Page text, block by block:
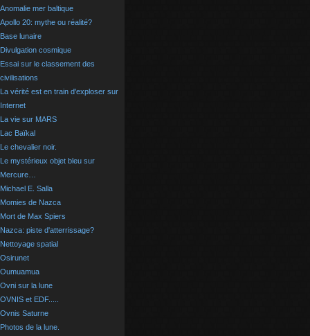
Anomalie mer baltique
Apollo 20: mythe ou réalité?
Base lunaire
Divulgation cosmique
Essai sur le classement des
civilisations
La vérité est en train d'exploser sur
Internet
La vie sur MARS
Lac Baïkal
Le chevalier noir.
Le mystérieux objet bleu sur
Mercure…
Michael E. Salla
Momies de Nazca
Mort de Max Spiers
Nazca: piste d'atterrissage?
Nettoyage spatial
Osirunet
Oumuamua
Ovni sur la lune
OVNIS et EDF.....
Ovnis Saturne
Photos de la lune.